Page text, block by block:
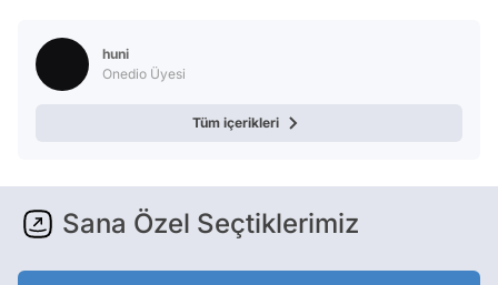
huni
Onedio Üyesi
Tüm içerikleri
Sana Özel Seçtiklerimiz